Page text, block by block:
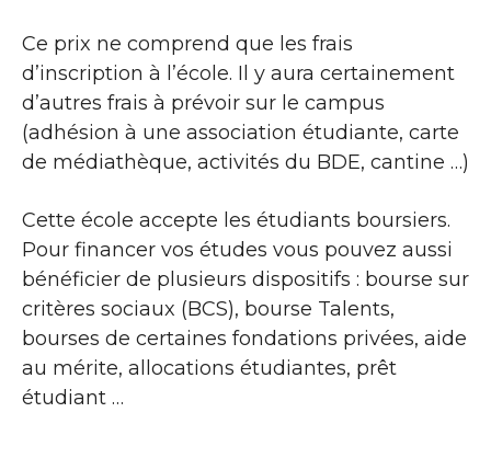
Ce prix ne comprend que les frais
d’inscription à l’école. Il y aura certainement
d’autres frais à prévoir sur le campus
(adhésion à une association étudiante, carte
de médiathèque, activités du BDE, cantine …)
Cette école accepte les étudiants boursiers.
Pour financer vos études vous pouvez aussi
bénéficier de plusieurs dispositifs : bourse sur
critères sociaux (BCS), bourse Talents,
bourses de certaines fondations privées, aide
au mérite, allocations étudiantes, prêt
étudiant …